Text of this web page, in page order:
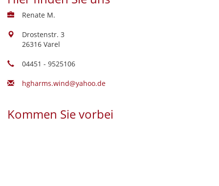
Renate M.
Drostenstr. 3
26316 Varel
04451 - 9525106
hgharms.wind@yahoo.de
Kommen Sie vorbei